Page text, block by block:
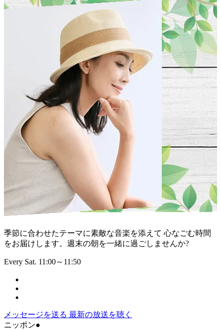
季節に合わせたテーマに素敵な音楽を添えて 心なごむ時間
をお届けします。週末の朝を一緒に過ごしませんか?
Every Sat. 11:00～11:50
メッセージを送る 最新の放送を聴く
ニッポン●